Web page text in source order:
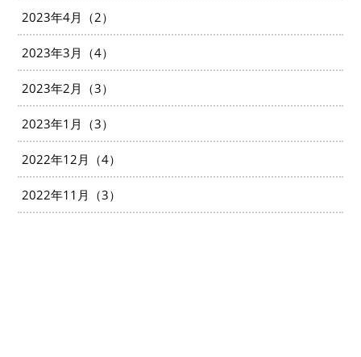
2023年4月（2）
2023年3月（4）
2023年2月（3）
2023年1月（3）
2022年12月（4）
2022年11月（3）